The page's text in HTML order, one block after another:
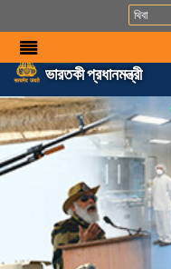
Search
ভারতকী প্রধানমন্ত্রী